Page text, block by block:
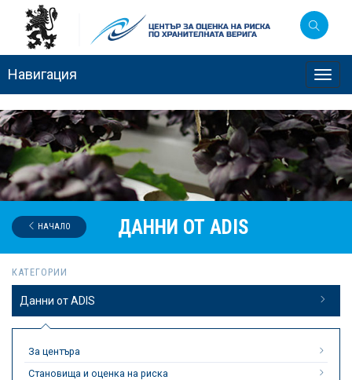
Навигация
ДАННИ ОТ ADIS
НАЧАЛО
КАТЕГОРИИ
Данни от ADIS
За центъра
Становища и оценка на риска